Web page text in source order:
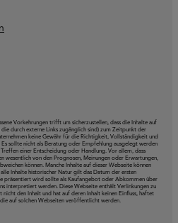
Vorkehrungen trifft um sicherzustellen, dass die Inhalte auf
durch externe Links zugänglich sind) zum Zeitpunkt der
keine Gewähr für die Richtigkeit, Vollständigkeit und
sollte nicht als Beratung oder Empfehlung ausgelegt werden
einer Entscheidung oder Handlung. Vor allem, dass
wesentlich von den Prognosen, Meinungen oder Erwartungen,
können. Manche Inhalte auf dieser Webseite können
Inhalte historischer Natur gilt das Datum der ersten
präsentiert wird sollte als Kaufangebot oder Abkommen über
interpretiert werden. Diese Webseite enthält Verlinkungen zu
den Inhalt und hat auf deren Inhalt keinen Einfluss, haftet
auf solchen Webseiten veröffentlicht werden.